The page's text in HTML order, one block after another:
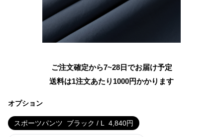
ご注文確定から7~28日でお届け予定
送料は1注文あたり 1000円かかります
オプション
スポーツパンツ ブラック / L 4,840円